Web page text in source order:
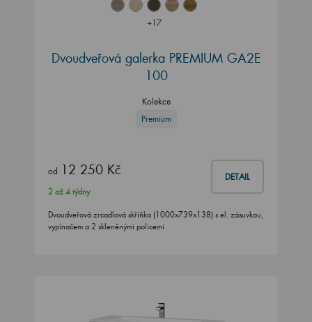
+17
Dvoudveřová galerka PREMIUM GA2E
100
Kolekce
Premium
od 12 250 Kč DETAIL
2 až 4 týdny
Dvoudveřová zrcadlová skříňka (1000x739x138) s el. zásuvkou,
vypínačem a 2 skleněnými policemi